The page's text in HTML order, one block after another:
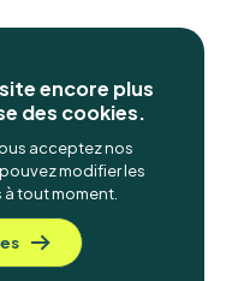
encore plus
des cookies.
acceptez nos
modifier les
tout moment.